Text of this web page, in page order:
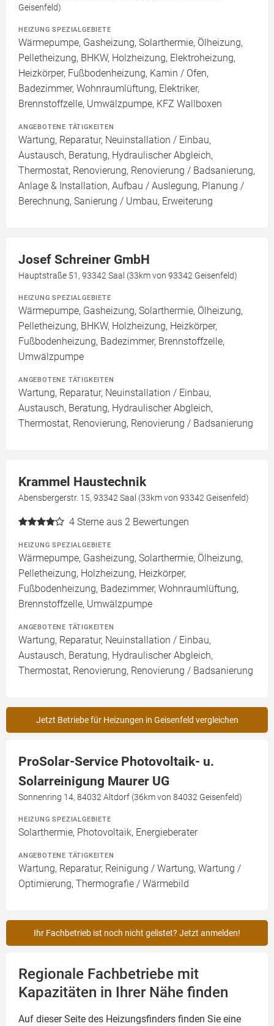
Geisenfeld)
HEIZUNG SPEZIALGEBIETE
Wärmepumpe, Gasheizung, Solarthermie, Ölheizung,
Pelletheizung, BHKW, Holzheizung, Elektroheizung,
Heizkörper, Fußbodenheizung, Kamin / Ofen,
Badezimmer, Wohnraumlüftung, Elektriker,
Brennstoffzelle, Umwälzpumpe, KFZ Wallboxen
ANGEBOTENE TÄTIGKEITEN
Wartung, Reparatur, Neuinstallation / Einbau,
Austausch, Beratung, Hydraulischer Abgleich,
Thermostat, Renovierung, Renovierung / Badsanierung,
Anlage & Installation, Aufbau / Auslegung, Planung /
Berechnung, Sanierung / Umbau, Erweiterung
Josef Schreiner GmbH
Hauptstraße 51, 93342 Saal (33km von 93342 Geisenfeld)
HEIZUNG SPEZIALGEBIETE
Wärmepumpe, Gasheizung, Solarthermie, Ölheizung,
Pelletheizung, BHKW, Holzheizung, Heizkörper,
Fußbodenheizung, Badezimmer, Brennstoffzelle,
Umwälzpumpe
ANGEBOTENE TÄTIGKEITEN
Wartung, Reparatur, Neuinstallation / Einbau,
Austausch, Beratung, Hydraulischer Abgleich,
Thermostat, Renovierung, Renovierung / Badsanierung
Krammel Haustechnik
Abensbergerstr. 15, 93342 Saal (33km von 93342 Geisenfeld)
4 Sterne aus 2 Bewertungen
HEIZUNG SPEZIALGEBIETE
Wärmepumpe, Gasheizung, Solarthermie, Ölheizung,
Pelletheizung, Holzheizung, Heizkörper,
Fußbodenheizung, Badezimmer, Wohnraumlüftung,
Brennstoffzelle, Umwälzpumpe
ANGEBOTENE TÄTIGKEITEN
Wartung, Reparatur, Neuinstallation / Einbau,
Austausch, Beratung, Hydraulischer Abgleich,
Thermostat, Renovierung, Renovierung / Badsanierung
Jetzt Betriebe für Heizungen in Geisenfeld vergleichen
ProSolar-Service Photovoltaik- u.
Solarreinigung Maurer UG
Sonnenring 14, 84032 Altdorf (36km von 84032 Geisenfeld)
HEIZUNG SPEZIALGEBIETE
Solarthermie, Photovoltaik, Energieberater
ANGEBOTENE TÄTIGKEITEN
Wartung, Reparatur, Reinigung / Wartung, Wartung /
Optimierung, Thermografie / Wärmebild
Ihr Fachbetrieb ist noch nicht gelistet? Jetzt anmelden!
Regionale Fachbetriebe mit
Kapazitäten in Ihrer Nähe finden
Auf dieser Seite des Heizungsfinders finden Sie eine